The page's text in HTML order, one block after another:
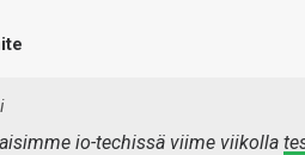
io-techissä viime viikolla